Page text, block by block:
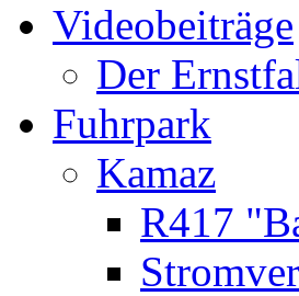
Videobeiträge
Der
Fuhrpark
Kamaz
R417